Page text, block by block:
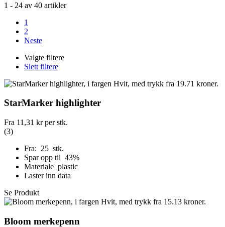
1 - 24 av 40 artikler
1
2
Neste
Valgte filtere
Slett filtere
StarMarker highlighter
Fra 11,31 krper stk.
(3)
Fra: 25 stk.
Spar opp til 43%
Materiale plastic
Laster inn data
Se Produkt
Bloom merkepenn